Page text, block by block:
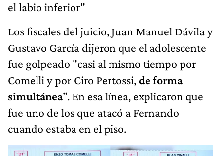
el labio inferior"
Los fiscales del juicio, Juan Manuel Dávila y
Gustavo García dijeron que el adolescente
fue golpeado "casi al mismo tiempo por
Comelli y por Ciro Pertossi,de forma
simultánea". En esa línea, explicaron que
fue uno de los que atacó a Fernando
cuando estaba en el piso.